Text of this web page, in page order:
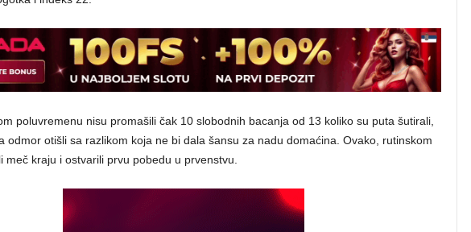
poluvremenu nisu promašili čak 10 slobodnih bacanja od 13 koliko su puta šutirali,
odmor otišli sa razlikom koja ne bi dala šansu za nadu domaćina. Ovako, rutinskom
meč kraju i ostvarili prvu pobedu u prvenstvu.